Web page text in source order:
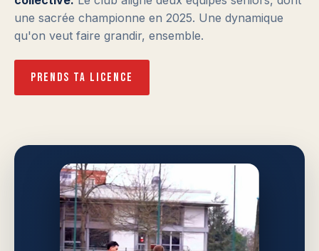
une sacrée championne en 2025. Une dynamique
qu'on veut faire grandir, ensemble.
Prends ta licence